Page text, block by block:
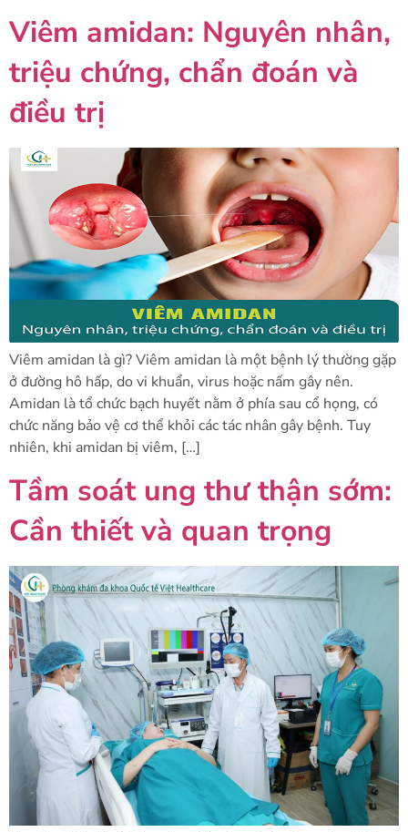
Viêm amidan: Nguyên nhân,
triệu chứng, chẩn đoán và
điều trị
Viêm amidan là gì? Viêm amidan là một bệnh lý thường gặp
ở đường hô hấp, do vi khuẩn, virus hoặc nấm gây nên.
Amidan là tổ chức bạch huyết nằm ở phía sau cổ họng, có
chức năng bảo vệ cơ thể khỏi các tác nhân gây bệnh. Tuy
nhiên, khi amidan bị viêm, […]
Tầm soát ung thư thận sớm:
Cần thiết và quan trọng